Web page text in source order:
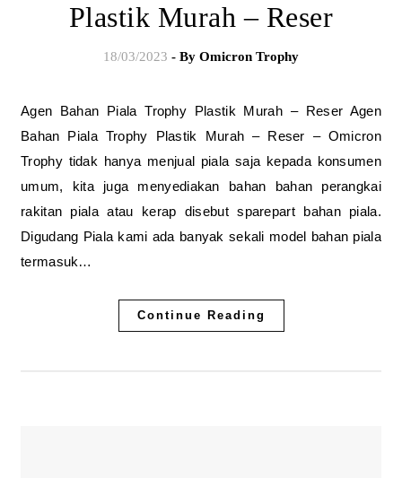
Plastik Murah – Reser
18/03/2023 - By Omicron Trophy
Agen Bahan Piala Trophy Plastik Murah – Reser Agen
Bahan Piala Trophy Plastik Murah – Reser – Omicron
Trophy tidak hanya menjual piala saja kepada konsumen
umum, kita juga menyediakan bahan bahan perangkai
rakitan piala atau kerap disebut sparepart bahan piala.
Digudang Piala kami ada banyak sekali model bahan piala
termasuk…
Continue Reading